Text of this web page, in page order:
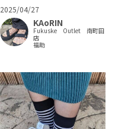
2025/04/27
KAoRIN
Fukuske Outlet 南町田
店
福助